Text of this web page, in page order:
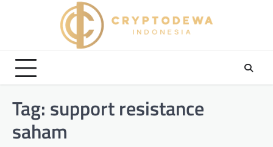
Tag: support resistance
saham